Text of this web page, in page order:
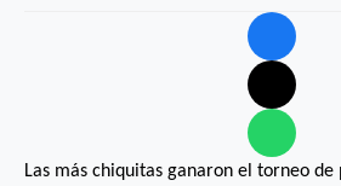
Las más chiquitas ganaron el torneo de